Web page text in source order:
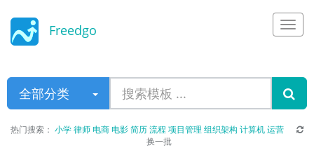
Freedgo
全部分类
热门搜索： 小学律师电商电影简历流程 项目管理 组织架构 计算机运营
换一批